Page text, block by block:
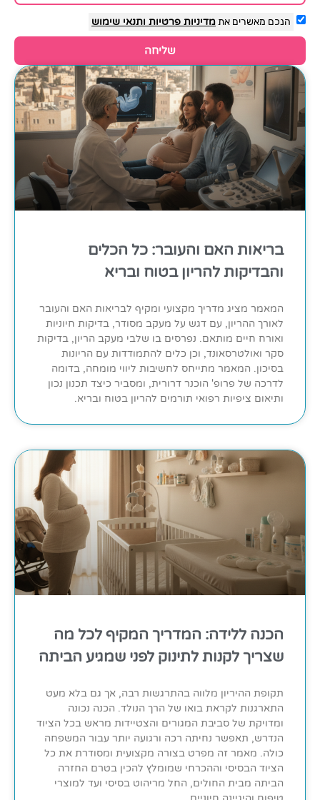
הנכם מאשרים אתמדיניות פרטיות ותנאי שימוש
שליחה
בריאות האם והעובר: כל הכלים
והבדיקות להריון בטוח ובריא
המאמר מציג מדריך מקצועי ומקיף לבריאות האם והעובר
לאורך ההריון, עם דגש על מעקב מסודר, בדיקות חיוניות
ואורח חיים מותאם. נפרסים בו שלבי מעקב הריון, בדיקות
סקר ואולטרסאונד, וכן כלים להתמודדות עם הריונות
בסיכון. המאמר מתייחס לחשיבות ליווי מומחה, בדומה
לדרכה של פרופ' הוכנר דרורית, ומסביר כיצד תכנון נכון
ותיאום ציפיות רפואי תורמים להריון בטוח ובריא.
הכנה ללידה: המדריך המקיף לכל מה
שצריך לקנות לתינוק לפני שמגיע הביתה
תקופת ההיריון מלווה בהתרגשות רבה, אך גם בלא מעט
התארגנות לקראת בואו של הרך הנולד. הכנה נכונה
ומדויקת של סביבת המגורים והצטיידות מראש בכל הציוד
הנדרש, תאפשר נחיתה רכה ורגועה יותר עבור המשפחה
כולה. מאמר זה מפרט בצורה מקצועית ומסודרת את כל
הציוד הבסיסי וההכרחי שמומלץ להכין בטרם החזרה
הביתה מבית החולים, החל מריהוט בסיסי ועד למוצרי